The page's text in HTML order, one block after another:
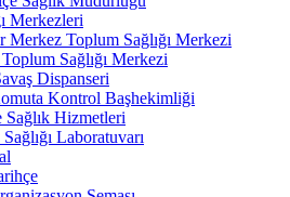
Merkezleri
Merkez Toplum Sağlığı Merkezi
Sağlığı Merkezi
Dispanseri
Kontrol Başhekimliği
Hizmetleri
Laboratuvarı